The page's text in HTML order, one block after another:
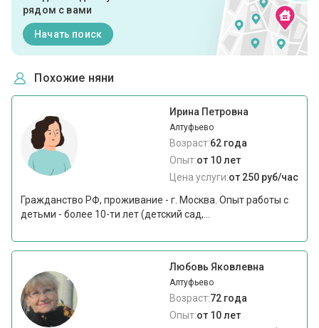
рядом с вами
Начать поиск
Похожие няни
Ирина Петровна
Алтуфьево
Возраст:62 года
Опыт:от 10 лет
Цена услуги:от 250 руб/час
Гражданство РФ, проживание - г. Москва. Опыт работы с
детьми - более 10-ти лет (детский сад,...
Любовь Яковлевна
Алтуфьево
Возраст:72 года
Опыт:от 10 лет